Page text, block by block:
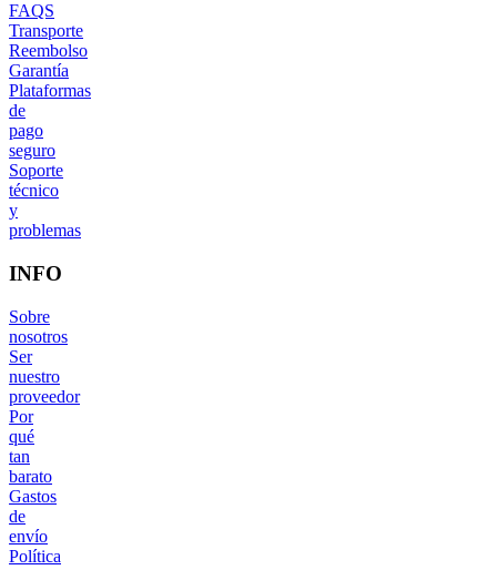
FAQS
Transporte
Reembolso
Garantía
Plataformas
de
pago
seguro
Soporte
técnico
y
problemas
INFO
Sobre
nosotros
Ser
nuestro
proveedor
Por
qué
tan
barato
Gastos
de
envío
Política